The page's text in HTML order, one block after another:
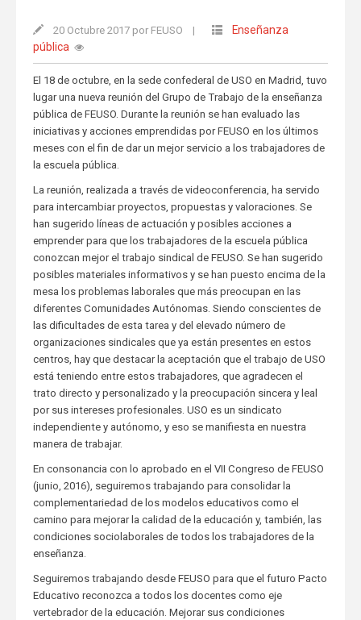
20 Octubre 2017 por FEUSO |
Enseñanza
pública
El 18 de octubre, en la sede confederal de USO en Madrid, tuvo
lugar una nueva reunión del Grupo de Trabajo de la enseñanza
pública de FEUSO. Durante la reunión se han evaluado las
iniciativas y acciones emprendidas por FEUSO en los últimos
meses con el fin de dar un mejor servicio a los trabajadores de
la escuela pública.
La reunión, realizada a través de videoconferencia, ha servido
para intercambiar proyectos, propuestas y valoraciones. Se
han sugerido líneas de actuación y posibles acciones a
emprender para que los trabajadores de la escuela pública
conozcan mejor el trabajo sindical de FEUSO. Se han sugerido
posibles materiales informativos y se han puesto encima de la
mesa los problemas laborales que más preocupan en las
diferentes Comunidades Autónomas. Siendo conscientes de
las dificultades de esta tarea y del elevado número de
organizaciones sindicales que ya están presentes en estos
centros, hay que destacar la aceptación que el trabajo de USO
está teniendo entre estos trabajadores, que agradecen el
trato directo y personalizado y la preocupación sincera y leal
por sus intereses profesionales. USO es un sindicato
independiente y autónomo, y eso se manifiesta en nuestra
manera de trabajar.
En consonancia con lo aprobado en el VII Congreso de FEUSO
(junio, 2016), seguiremos trabajando para consolidar la
complementariedad de los modelos educativos como el
camino para mejorar la calidad de la educación y, también, las
condiciones sociolaborales de todos los trabajadores de la
enseñanza.
Seguiremos trabajando desde FEUSO para que el futuro Pacto
Educativo reconozca a todos los docentes como eje
vertebrador de la educación. Mejorar sus condiciones